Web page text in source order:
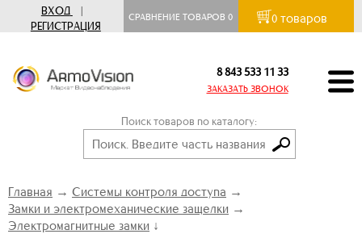
ВХОД
|
РЕГИСТРАЦИЯ
СРАВНЕНИЕ ТОВАРОВ0 0 товаров
8 843 533 11 33
ЗАКАЗАТЬ ЗВОНОК
Поиск товаров по каталогу:
Главная → Системы контроля доступа →
Замки и электромеханические защелки →
Электромагнитные замки ↓